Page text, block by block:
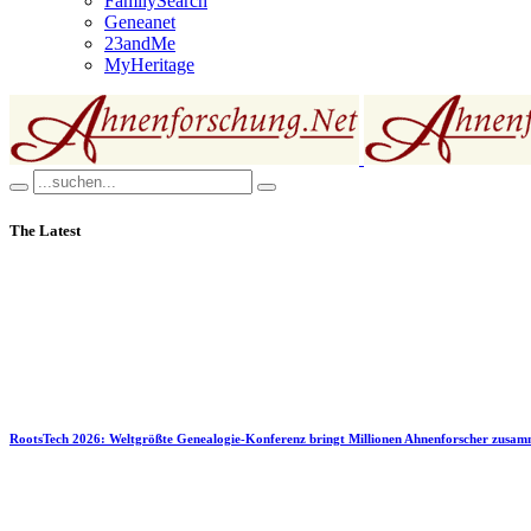
Geneanet
23andMe
MyHeritage
The Latest
RootsTech 2026: Weltgrößte Genealogie-Konferenz bringt Millionen Ahnenforscher